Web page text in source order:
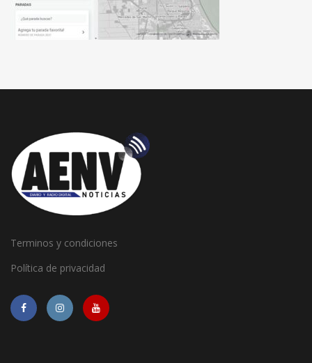
Terminos y condiciones
Política de privacidad